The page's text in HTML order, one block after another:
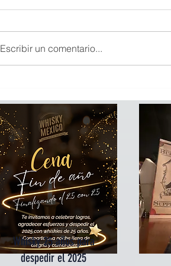
Escribir un comentario...
Whisky 25 años para
despedir el 2025